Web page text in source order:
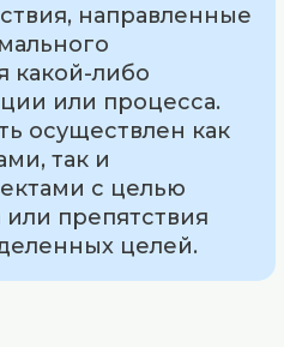
направленные
какой-либо
или процесса.
осуществлен как
так и
с целью
препятствия
целей.